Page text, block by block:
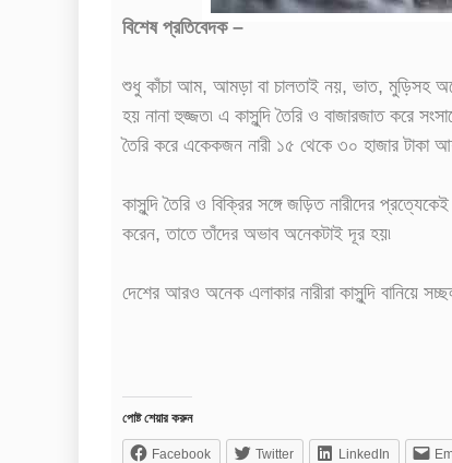
বিশেষ প্রতিবেদক –
শুধু কাঁচা আম, আমড়া বা চালতাই নয়, ভাত, মুড়িসহ অনেক
হয় নানা হুজ্জত৷ এ কাসুন্দি তৈরি ও বাজারজাত করে
তৈরি করে একেকজন নারী ১৫ থেকে ৩০ হাজার টাকা
কাসুন্দি তৈরি ও বিক্রির সঙ্গে জড়িত নারীদের
করেন, তাতে তাঁদের অভাব অনেকটাই দূর হয়৷
দেশের আরও অনেক এলাকার নারীরা কাসুন্দি বানিয়ে
পোষ্ট শেয়ার করুন
Facebook Twitter LinkedIn